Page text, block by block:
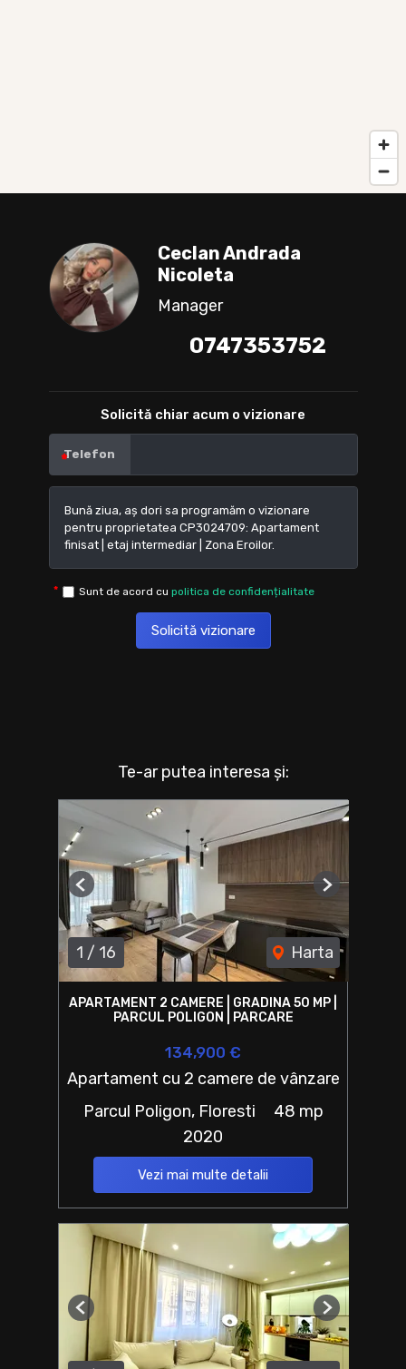
Ceclan Andrada
Nicoleta
Manager
0747353752
Solicită chiar acum o vizionare
Telefon
Sunt de acord cu politica de confidențialitate
Solicită vizionare
Te-ar putea interesa și:
1 / 16 Harta
Previous Next
APARTAMENT 2 CAMERE | GRADINA 50 MP |
PARCUL POLIGON | PARCARE
134,900 €
Apartament cu 2 camere de vânzare
Parcul Poligon, Floresti
48 mp
2020
Vezi mai multe detalii
Previous Next